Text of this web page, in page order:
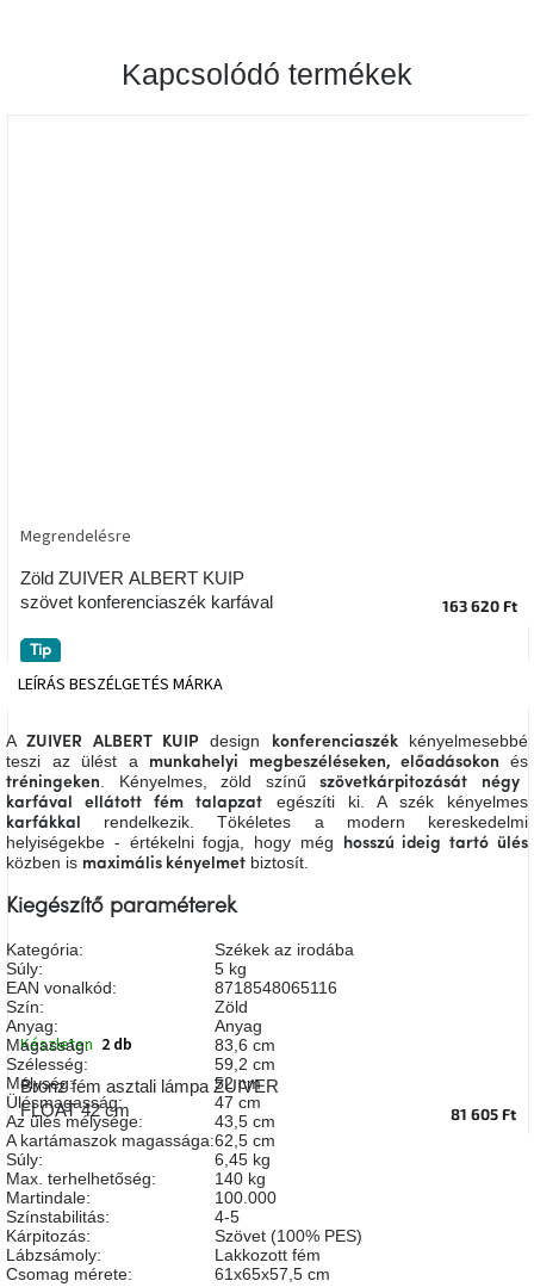
Belső
tavaszi
színekben
Tavasz
az
asztalon
A
tűz
mellett
ülve
Színes
tér
Woodman
kedvezményesen
Anyák
napja
Egy
étkező,
amely
szórakoztat!
A
8.
születésnap
Kapcsolódó termékek
Zöld ZUIVER ALBERT KUIP
szövet konferenciaszék karfával
Megrendelésre
163 620 Ft
Tip
Bronz fém asztali lámpa ZUIVER
FLOAT 42 cm
Készleten 2 db
81 605 Ft
LEÍRÁS BESZÉLGETÉS MÁRKA
AZUIVER ALBERT KUIP design konferenciaszékkényelmesebbé
teszi az ülést a munkahelyi megbeszéléseken, előadásokonés
tréningeken. Kényelmes, zöld színű szövetkárpitozását
négy
karfával ellátott fém talapzat egészíti ki. A szék kényelmes
karfákkal rendelkezik. Tökéletes a modern kereskedelmi
helyiségekbe - értékelni fogja, hogy még
hosszú ideig tartó ülés
közben is maximális kényelmet biztosít.
Kiegészítő paraméterek
Kategória:
Székek az irodába
Súly:
5 kg
EAN vonalkód:
8718548065116
Szín:
Zöld
Anyag:
Anyag
Magasság:
83,6 cm
Szélesség:
59,2 cm
Mélység:
52 cm
Ülésmagasság:
47 cm
Az ülés mélysége:
43,5 cm
A kartámaszok magassága:62,5 cm
Súly:
6,45 kg
Max. terhelhetőség:
140 kg
Martindale:
100.000
Színstabilitás:
4-5
Kárpitozás:
Szövet (100% PES)
Lábzsámoly:
Lakkozott fém
Csomag mérete: 61x65x57,5 cm